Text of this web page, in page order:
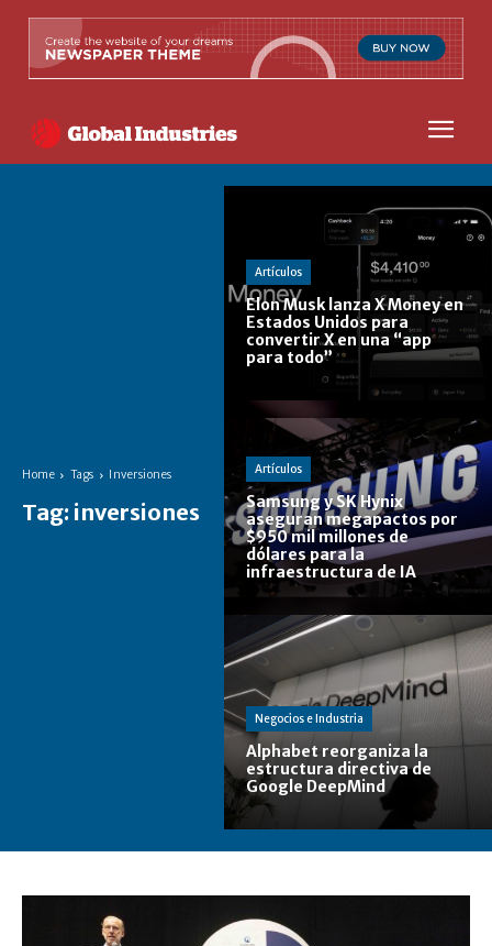
Home Tags Inversiones
Tag: inversiones
Artículos
Elon Musk lanza X Money en
Estados Unidos para
convertir X en una “app
para todo”
Artículos
Samsung y SK Hynix
aseguran megapactos por
$950 mil millones de
dólares para la
infraestructura de IA
Negocios e Industria
Alphabet reorganiza la
estructura directiva de
Google DeepMind